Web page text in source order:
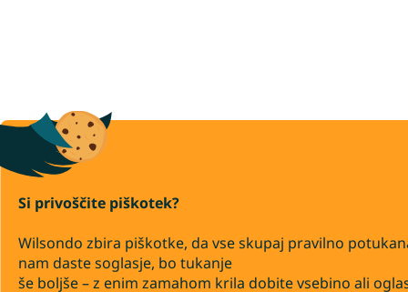
Si privoščite piškotek?
Wilsondo zbira piškotke, da vse skupaj pravilno
nam daste soglasje, bo tukanje
še boljše – z enim zamahom krila dobite vsebino ali